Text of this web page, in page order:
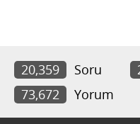
20,359 Soru
73,672
Yorum